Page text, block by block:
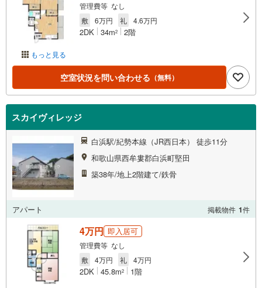
もっと見る
管理費等 なし
敷
6万円 礼 4.6万円
2DK 34m2 2階
空室状況を問い合わせる （無料）
スカイヴィレッジ
白浜駅/紀勢本線（JR西日本） 徒歩11分
和歌山県西牟婁郡白浜町堅田
築38年/地上2階建て/鉄骨
アパート 掲載物件 1件
4万円 即入居可
管理費等 なし
敷
4万円 礼 4万円
2DK 45.8m2 1階